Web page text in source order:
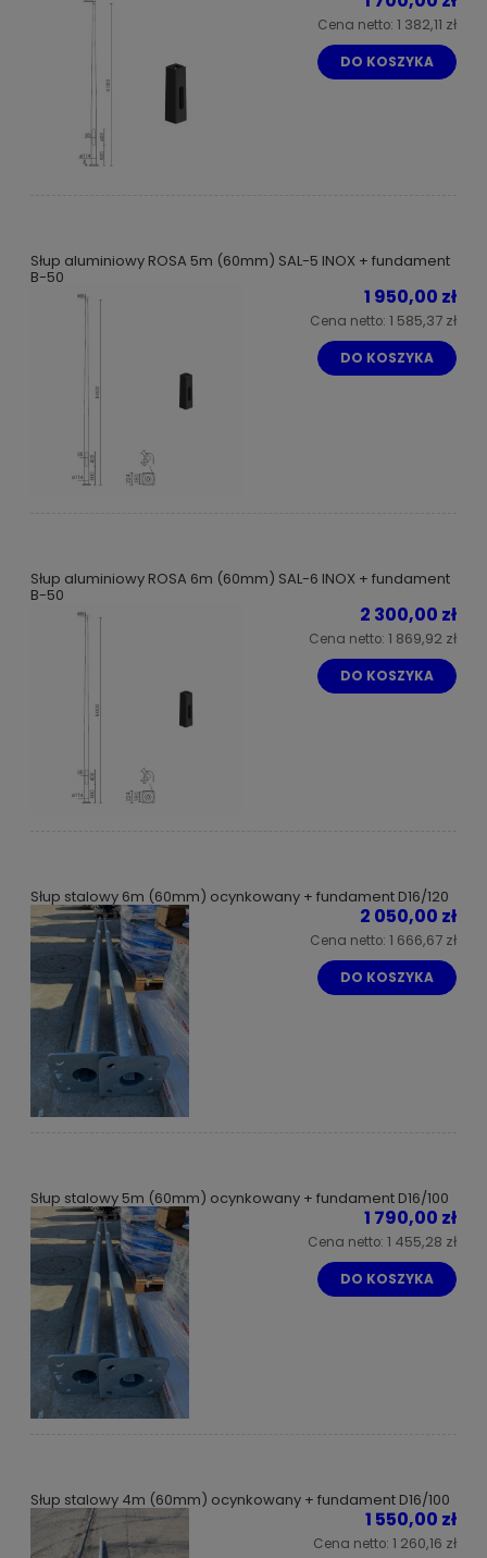
Cena netto: 1 382,11 zł
DO KOSZYKA
Słup aluminiowy ROSA 5m (60mm) SAL-5 INOX + fundament
B-50
1 950,00 zł
Cena netto: 1 585,37 zł
DO KOSZYKA
Słup aluminiowy ROSA 6m (60mm) SAL-6 INOX + fundament
B-50
2 300,00 zł
Cena netto: 1 869,92 zł
DO KOSZYKA
Słup stalowy 6m (60mm) ocynkowany + fundament D16/120
2 050,00 zł
Cena netto: 1 666,67 zł
DO KOSZYKA
Słup stalowy 5m (60mm) ocynkowany + fundament D16/100
1 790,00 zł
Cena netto: 1 455,28 zł
DO KOSZYKA
Słup stalowy 4m (60mm) ocynkowany + fundament D16/100
1 550,00 zł
Cena netto: 1 260,16 zł